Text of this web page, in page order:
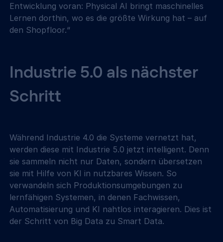
Entwicklung voran: Physical AI bringt maschinelles
Lernen dorthin, wo es die größte Wirkung hat – auf
den Shopfloor.“
Industrie 5.0 als nächster
Schritt
Während Industrie 4.0 die Systeme vernetzt hat,
werden diese mit Industrie 5.0 jetzt intelligent. Denn
sie sammeln nicht nur Daten, sondern übersetzen
sie mit Hilfe von KI in nutzbares Wissen. So
verwandeln sich Produktionsumgebungen zu
lernfähigen Systemen, in denen Fachwissen,
Automatisierung und KI nahtlos interagieren. Dies ist
der Schritt von Big Data zu Smart Data.